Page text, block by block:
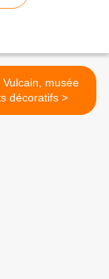
Vulcain, musée
des Arts décoratifs >